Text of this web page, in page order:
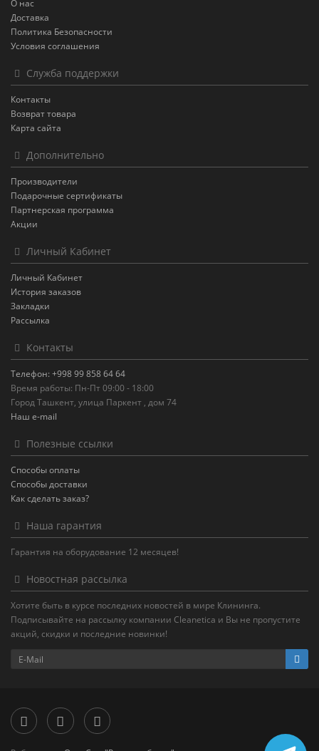
О нас
Доставка
Политика Безопасности
Условия соглашения
Служба поддержки
Контакты
Возврат товара
Карта сайта
Дополнительно
Производители
Подарочные сертификаты
Партнерская программа
Акции
Личный Кабинет
Личный Кабинет
История заказов
Закладки
Рассылка
Контакты
Телефон: +998 99 858 64 64
Время работы: Пн-Пт 09:00 - 18:00
Город Ташкент, улица Паркент , дом 74
Наш e-mail
Полезные ссылки
Способы оплаты
Способы доставки
Как сделать заказ?
Наша гарантия
Гарантия на оборудование 12 месяцев!
Новостная рассылка
Хотите быть в курсе последних новостей в мире Клининга.
Подписывайте на рассылку компании Cleanetica и Вы не пропустите
акций, скидки и последние новинки!